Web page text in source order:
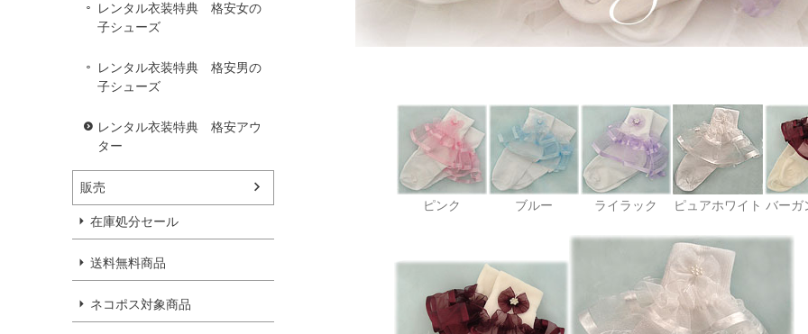
レンタル衣装特典 格安女の
子シューズ
レンタル衣装特典 格安男の
子シューズ
レンタル衣装特典 格安アウ
ター
販売
在庫処分セール
送料無料商品
ネコポス対象商品
ピンク ブルー ライラック ピュアホワイト バーガ